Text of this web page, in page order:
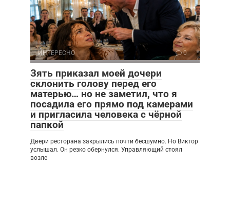
ИНТЕРЕСНО 0
Зять приказал моей дочери
склонить голову перед его
матерью… но не заметил, что я
посадила его прямо под камерами
и пригласила человека с чёрной
папкой
Двери ресторана закрылись почти бесшумно. Но Виктор
услышал. Он резко обернулся. Управляющий стоял
возле